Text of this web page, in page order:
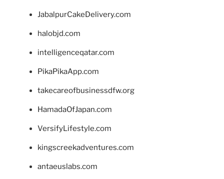
JabalpurCakeDelivery.com
halobjd.com
intelligenceqatar.com
PikaPikaApp.com
takecareofbusinessdfw.org
HamadaOfJapan.com
VersifyLifestyle.com
kingscreekadventures.com
antaeuslabs.com